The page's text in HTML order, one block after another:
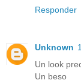
Responder
Unknown
Un look
Un beso